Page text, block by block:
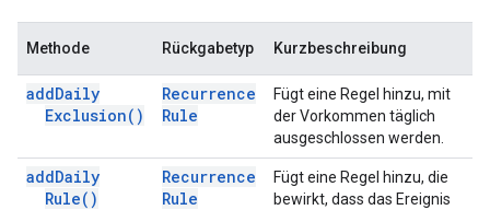
Methode Rückgabetyp Kurzbeschreibung
addDaily
Exclusion( )
Recurrence
Rule
Fügt eine Regel hinzu, mit
der Vorkommen täglich
ausgeschlossen werden.
addDaily
Rule( )
Recurrence
Rule
Fügt eine Regel hinzu, die
bewirkt, dass das Ereignis